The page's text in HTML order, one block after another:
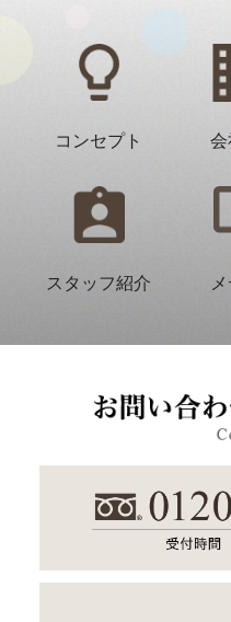
コンセプト 会
スタッフ紹介